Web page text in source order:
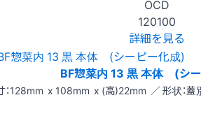
OCD
120100
詳細を見る
BF惣菜内 13 黒 本体 (シ
：128mm x 108mm x (高)22mm ／ 形状：蓋